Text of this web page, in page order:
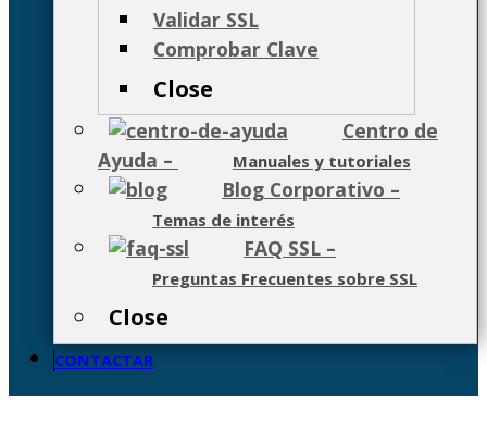
Validar SSL
Comprobar Clave
Close
Centro de
Ayuda – Manuales y tutoriales
Blog Corporativo –
Temas de interés
FAQ SSL –
Preguntas Frecuentes sobre SSL
Close
CONTACTAR